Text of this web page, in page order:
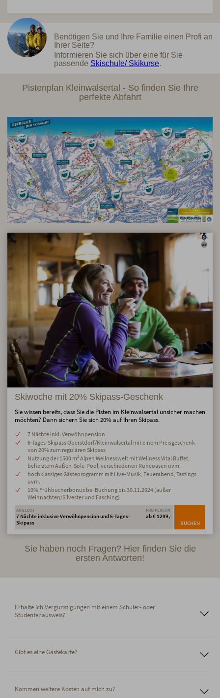
Benötigen Sie und Ihre Familie einen Profi an
Ihrer Seite?
Informieren Sie sich über eine für Sie
passende Skischule/ Skikurse.
Pistenplan Kleinwalsertal - So finden Sie Ihre
perfekte Abfahrt
Skiwoche mit 20% Skipass-Geschenk
Sie wissen bereits, dass Sie die Pisten im Kleinwalsertal unsicher machen
möchten? Dann sichern Sie sich 20% auf Ihren Skipass.
7 Nächte inkl. Verwöhnpension
6-Tages-Skipass Oberstdorf/Kleinwalsertal mit einem Preisgeschenk
von 20% zum regulären Skipass
Nutzung der 1500 m² Alpen Wellnesswelt mit Wellness Vital Buffet,
beheiztem Außen-Sole-Pool, verschiedenen Ruheoasen uvm.
hochklassiges Gästeprogramm mit Live-Musik, Feuerabend, Tastings
uvm.
10% Frühbucherbonus bei Buchung bis 30.11.2024 (außer
Weihnachten/Silvester und Fasching)
ANGEBOT
7 Nächte inklusive Verwöhnpension und 6-Tages-
Skipass
PRO PERSON
ab € 1299,-
BUCHEN
Sie haben noch Fragen? Hier finden Sie die
ersten Antworten!
Erhalte ich Vergünstigungen mit einem Schüler- oder
Studentenausweis?
Gibt es eine Gästekarte?
Kommen weitere Kosten auf mich zu?